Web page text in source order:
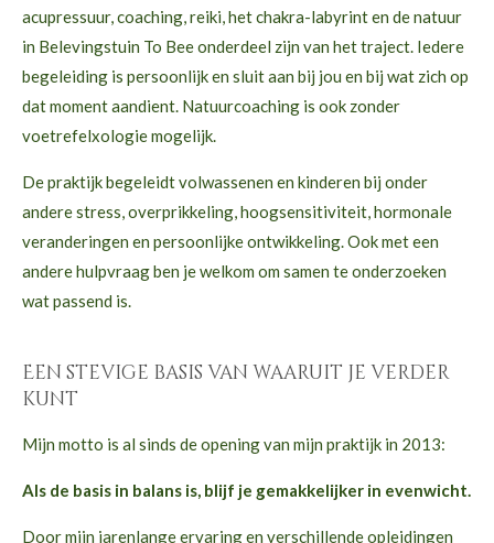
acupressuur, coaching, reiki, het chakra-labyrint en de natuur
in Belevingstuin To Bee onderdeel zijn van het traject. Iedere
begeleiding is persoonlijk en sluit aan bij jou en bij wat zich op
dat moment aandient. Natuurcoaching is ook zonder
voetrefelxologie mogelijk.
De praktijk begeleidt volwassenen en kinderen bij onder
andere stress, overprikkeling, hoogsensitiviteit, hormonale
veranderingen en persoonlijke ontwikkeling. Ook met een
andere hulpvraag ben je welkom om samen te onderzoeken
wat passend is.
Een stevige basis van waaruit je verder
kunt
Mijn motto is al sinds de opening van mijn praktijk in 2013:
Als de basis in balans is, blijf je gemakkelijker in evenwicht.
Door mijn jarenlange ervaring en verschillende opleidingen